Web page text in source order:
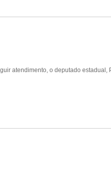
atendimento, o deputado